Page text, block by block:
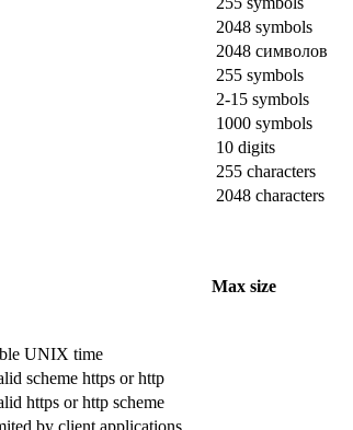
2048 symbols
2048 символов
255 symbols
2-15 symbols
1000 symbols
10 digits
255 characters
2048 characters
Max size
UNIX time
scheme https or http
https or http scheme
by client applications